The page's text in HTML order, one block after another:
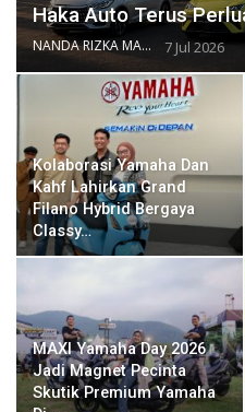
Haka Auto Terus
NANDA RIZKA MAHENDRA 7 Jul 2026
Kolaborasi Yamaha Dan
Kahf Lahirkan Grand
Filano Hybrid Bergaya
Classy…
MAXI Yamaha Day 2026
Jadi Magnet Pecinta
Skutik Premium Yamaha